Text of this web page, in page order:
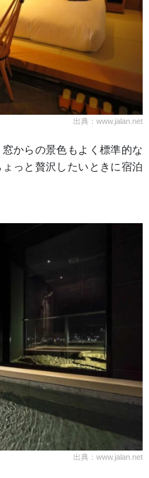
出典：www.jalan.net
からの景色もよく標準的な
っと贅沢したいときに宿泊
出典：www.jalan.net